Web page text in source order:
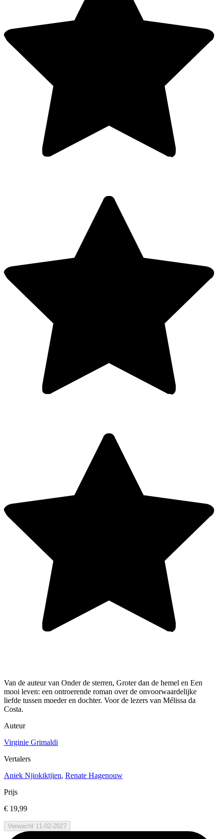
Van de auteur van Onder de sterren, Groter dan de hemel en Een
mooi leven: een ontroerende roman over de onvoorwaardelijke
liefde tussen moeder en dochter. Voor de lezers van Mélissa da
Costa.
Auteur
Virginie Grimaldi
Vertalers
Aniek Njiokiktjien, Renate Hagenouw
Prijs
€ 19,99
Verwacht 11-02-2027